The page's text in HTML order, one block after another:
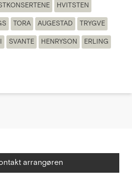
HVITSTEN
TORA AUGESTAD TRYGVE
SVANTE HENRYSON ERLING
arrangøren